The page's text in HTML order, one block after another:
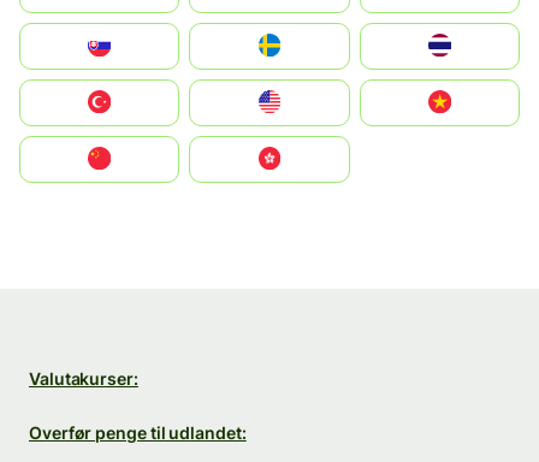
United States
中國香港特別行政區
Valutakurser:
Overfør penge til udlandet: